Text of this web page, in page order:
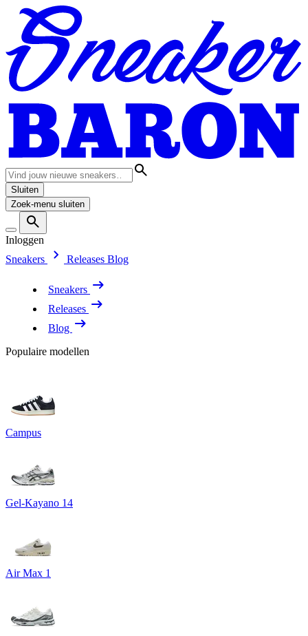
Sluiten
Zoek-menu sluiten
Inloggen
Sneakers
Releases Blog
Sneakers
Releases
Blog
Populaire modellen
Campus
Gel-Kayano 14
Air Max 1